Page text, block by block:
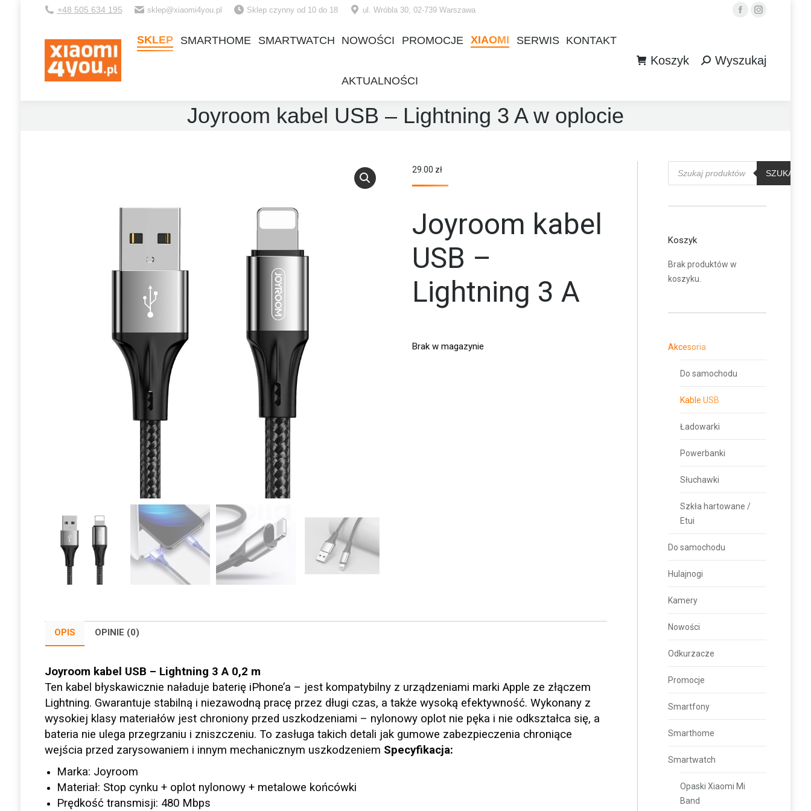
+48 505 634 195 sklep@xiaomi4you.pl Sklep czynny od 10 do 18 ul. Wróbla 30, 02-739 Warszawa
FacebookInstagram
SKLEP SMARTHOME SMARTWATCH NOWOŚCI PROMOCJE XIAOMI SERWIS KONTAKT
AKTUALNOŚCI
Koszyk Szukaj:Wyszukaj
Joyroom kabel USB – Lightning 3 A w oplocie
29.00 zł
Joyroom kabel
USB –
Lightning 3 A
Brak w magazynie
OPIS OPINIE (0)
Joyroom kabel USB – Lightning 3 A 0,2 m
Ten kabel błyskawicznie naładuje baterię iPhone’a – jest kompatybilny z urządzeniami marki Apple ze złączem
Lightning. Gwarantuje stabilną i niezawodną pracę przez długi czas, a także wysoką efektywność. Wykonany z
wysokiej klasy materiałów jest chroniony przed uszkodzeniami – nylonowy oplot nie pęka i nie odkształca się, a
bateria nie ulega przegrzaniu i zniszczeniu. To zasługa takich detali jak gumowe zabezpieczenia chroniące
wejścia przed zarysowaniem i innym mechanicznym uszkodzeniem Specyfikacja:
Marka: Joyroom
Materiał: Stop cynku + oplot nylonowy + metalowe końcówki
Prędkość transmisji: 480 Mbps
Wyszukiwarka
produktów
SZUKAJ
Koszyk
Brak produktów w
koszyku.
Akcesoria
Do samochodu
Kable USB
Ładowarki
Powerbanki
Słuchawki
Szkła hartowane /
Etui
Do samochodu
Hulajnogi
Kamery
Nowości
Odkurzacze
Promocje
Smartfony
Smarthome
Smartwatch
Opaski Xiaomi Mi
Band